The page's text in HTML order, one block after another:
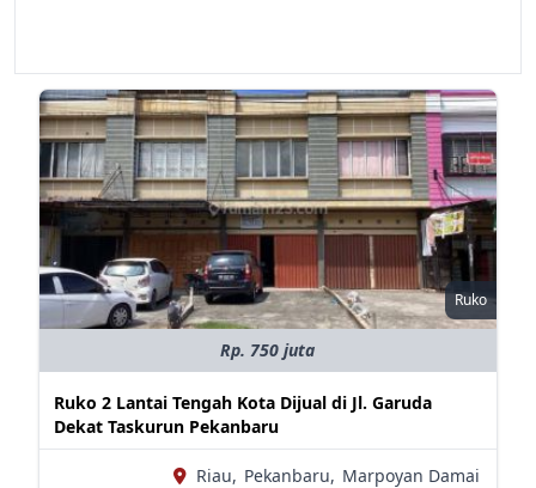
Ruko
Rp. 750 juta
Ruko 2 Lantai Tengah Kota Dijual di Jl. Garuda
Dekat Taskurun Pekanbaru
Riau, Pekanbaru, Marpoyan Damai